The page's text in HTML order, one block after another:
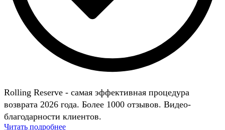
Rolling Reserve - самая эффективная процедура
возврата 2026 года. Более 1000 отзывов. Видео-
благодарности клиентов.
Читать подробнее